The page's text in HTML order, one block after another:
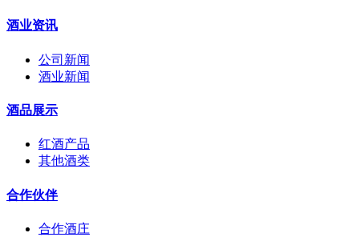
酒业资讯
公司新闻
酒业新闻
酒品展示
红酒产品
其他酒类
合作伙伴
合作酒庄